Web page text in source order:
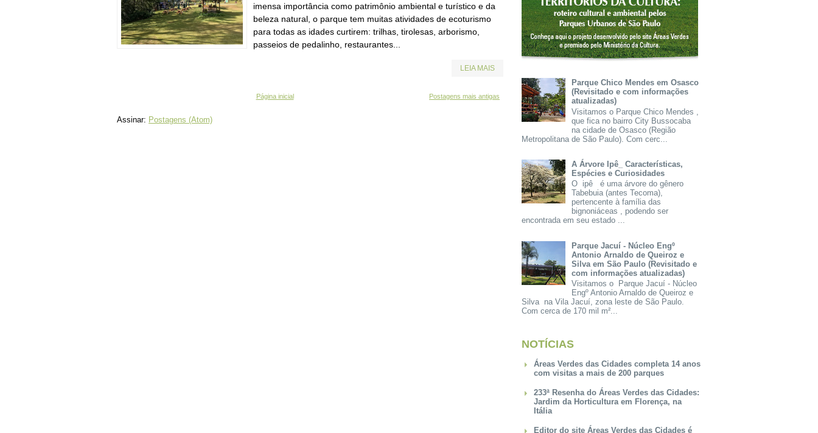
imensa importância como patrimônio ambiental e turístico e da
beleza natural, o parque tem muitas atividades de ecoturismo
para todas as idades curtirem: trilhas, tirolesas, arborismo,
passeios de pedalinho, restaurantes...
LEIA MAIS
Postagens mais antigas
Página inicial
Assinar: Postagens (Atom)
Parque Chico Mendes em Osasco
(Revisitado e com informações
atualizadas)
Visitamos o Parque Chico Mendes ,
que fica no bairro City Bussocaba
na cidade de Osasco (Região
Metropolitana de São Paulo). Com cerc...
A Árvore Ipê_ Características,
Espécies e Curiosidades
O ipê é uma árvore do gênero
Tabebuia (antes Tecoma),
pertencente à família das
bignoniáceas , podendo ser
encontrada em seu estado ...
Parque Jacuí - Núcleo Engº
Antonio Arnaldo de Queiroz e
Silva em São Paulo (Revisitado e
com informações atualizadas)
Visitamos o Parque Jacuí - Núcleo
Engº Antonio Arnaldo de Queiroz e
Silva na Vila Jacuí, zona leste de São Paulo.
Com cerca de 170 mil m²...
NOTÍCIAS
Áreas Verdes das Cidades completa 14 anos
com visitas a mais de 200 parques
233ª Resenha do Áreas Verdes das Cidades:
Jardim da Horticultura em Florença, na
Itália
Editor do site Áreas Verdes das Cidades é